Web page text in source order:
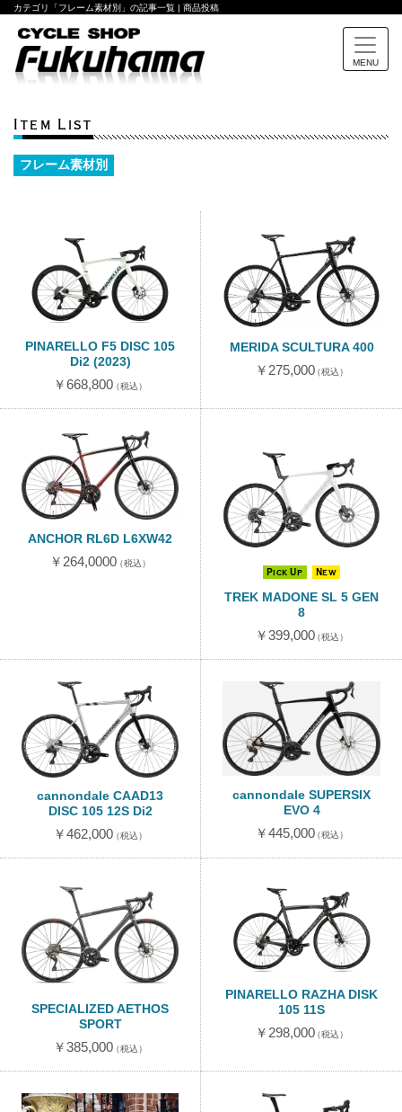
カテゴリ「フレーム素材別」の記事一覧 | 商品投稿
MENU
Item List
フレーム素材別
PINARELLO F5 DISC 105
Di2 (2023)
￥668,800（税込）
MERIDA SCULTURA 400
￥275,000（税込）
ANCHOR RL6D L6XW42
￥264,0000（税込）
Pick Up New
TREK MADONE SL 5 GEN
8
￥399,000（税込）
cannondale CAAD13
DISC 105 12S Di2
￥462,000（税込）
cannondale SUPERSIX
EVO 4
￥445,000（税込）
SPECIALIZED AETHOS
SPORT
￥385,000（税込）
PINARELLO RAZHA DISK
105 11S
￥298,000（税込）